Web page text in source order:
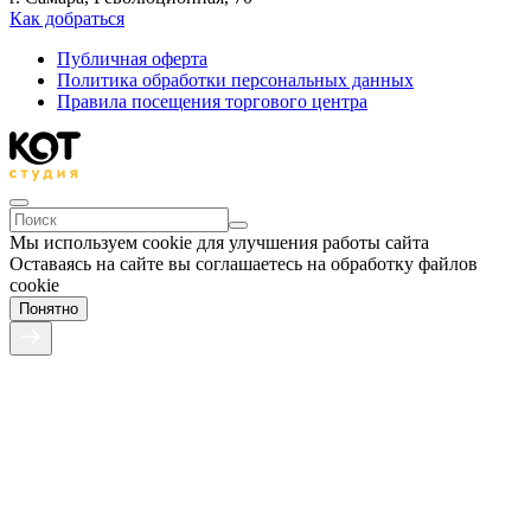
Как добраться
Публичная оферта
Политика обработки персональных данных
Правила посещения торгового центра
Мы используем cookie для улучшения работы сайта
Оставаясь на сайте вы соглашаетесь на обработку файлов
cookie
Понятно